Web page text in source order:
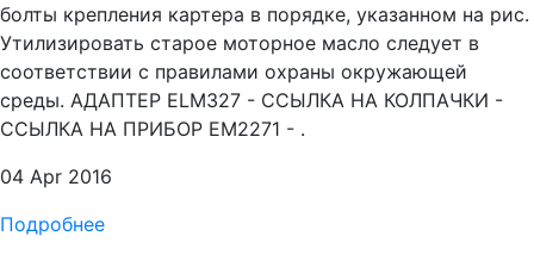
болты крепления картера в порядке, указанном на рис.
Утилизировать старое моторное масло следует в
соответствии с правилами охраны окружающей
среды. АДАПТЕР ELM327 - ССЫЛКА НА КОЛПАЧКИ -
ССЫЛКА НА ПРИБОР EM2271 - .
04 Apr 2016
Подробнее